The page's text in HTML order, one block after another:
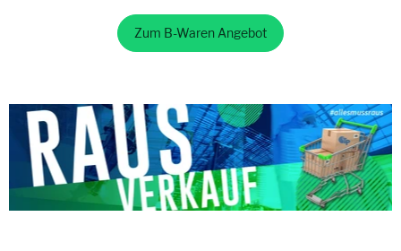
Zum B-Waren Angebot